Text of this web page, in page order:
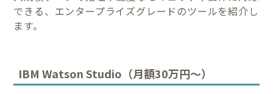
できる、エンタープライズグレードのツールを紹介し
ます。
IBM Watson Studio（月額30万円～）